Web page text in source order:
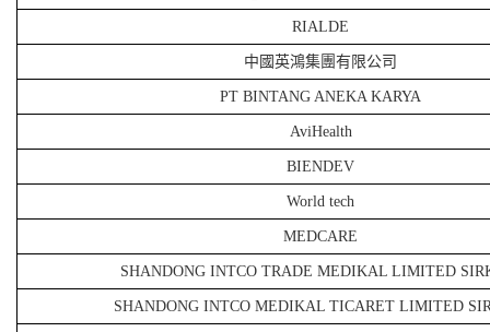
RIALDE
中國英鴻集團有限公司
PT BINTANG ANEKA KARYA
AviHealth
BIENDEV
World tech
MEDCARE
SHANDONG INTCO TRADE MEDIKAL LIMITED
SHANDONG INTCO MEDIKAL TICARET LIMITED